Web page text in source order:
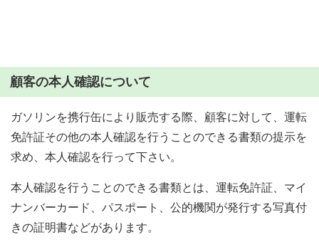
顧客の本人確認について
ガソリンを携行缶により販売する際、顧客に対して、運転
免許証その他の本人確認を行うことのできる書類の提示を
求め、本人確認を行って下さい。
本人確認を行うことのできる書類とは、運転免許証、マイ
ナンバーカード、パスポート、公的機関が発行する写真付
きの証明書などがあります。